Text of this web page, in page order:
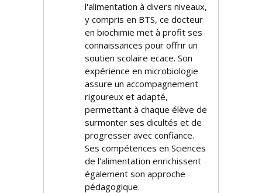
l'alimentation à divers niveaux,
y compris en BTS, ce docteur
en biochimie met à profit ses
connaissances pour offrir un
soutien scolaire efficace. Son
expérience en microbiologie
assure un accompagnement
rigoureux et adapté,
permettant à chaque élève de
surmonter ses difficultés et de
progresser avec confiance.
Ses compétences en Sciences
de l'alimentation enrichissent
également son approche
pédagogique.